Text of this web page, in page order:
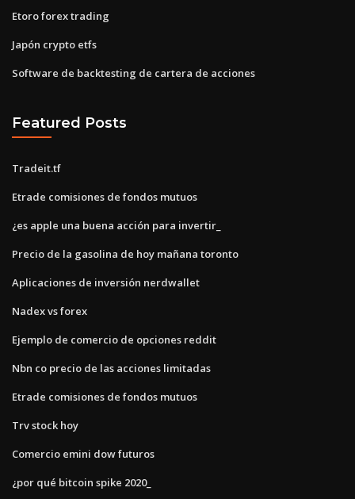
Etoro forex trading
Japón crypto etfs
Software de backtesting de cartera de acciones
Featured Posts
Tradeit.tf
Etrade comisiones de fondos mutuos
¿es apple una buena acción para invertir_
Precio de la gasolina de hoy mañana toronto
Aplicaciones de inversión nerdwallet
Nadex vs forex
Ejemplo de comercio de opciones reddit
Nbn co precio de las acciones limitadas
Etrade comisiones de fondos mutuos
Trv stock hoy
Comercio emini dow futuros
¿por qué bitcoin spike 2020_